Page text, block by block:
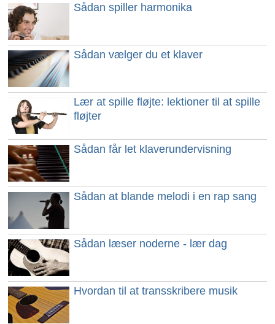
Sådan spiller harmonika
Sådan vælger du et klaver
Lær at spille fløjte: lektioner til at spille
fløjter
Sådan får let klaverundervisning
Sådan at blande melodi i en rap sang
Sådan læser noderne - lær dag
Hvordan til at transskribere musik